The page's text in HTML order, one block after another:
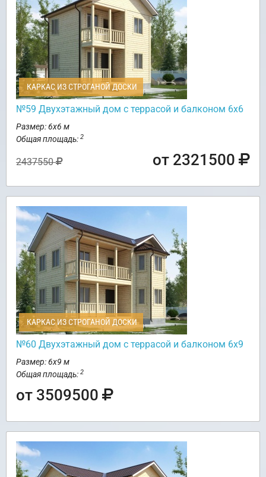
КАРКАС ИЗ СТРОГАНОЙ ДОСКИ
№59 Двухэтажный дом с террасой и балконом 6х6
Размер: 6х6 м
Общая площадь: 2
2437550 от 2321500
КАРКАС ИЗ СТРОГАНОЙ ДОСКИ
№60 Двухэтажный дом с террасой и балконом 6х9
Размер: 6х9 м
Общая площадь: 2
от 3509500